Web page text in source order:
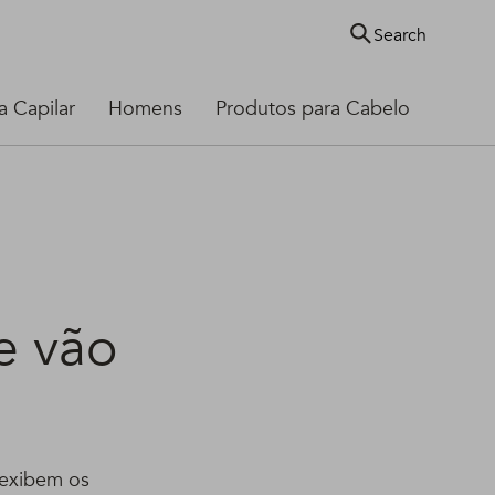
Capilar Homens Produtos para Cabelo
Search
vão
os